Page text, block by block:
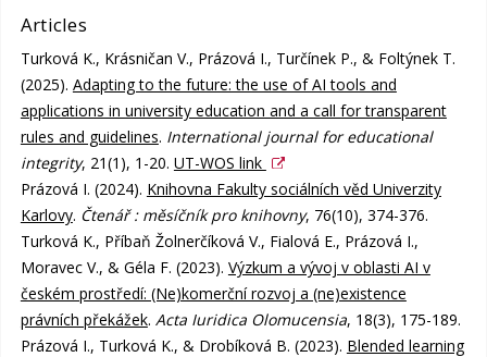
Articles
Turková K., Krásničan V., Prázová I., Turčínek P., & Foltýnek T.
(2025). Adapting to the future: the use of AI tools and
applications in university education and a call for transparent
rules and guidelines. International journal for educational
integrity, 21(1), 1-20. UT-WOS link
Prázová I. (2024). Knihovna Fakulty sociálních věd Univerzity
Karlovy. Čtenář : měsíčník pro knihovny, 76(10), 374-376.
Turková K., Příbaň Žolnerčíková V., Fialová E., Prázová I.,
Moravec V., & Géla F. (2023). Výzkum a vývoj v oblasti AI v
českém prostředí: (Ne)komerční rozvoj a (ne)existence
právních překážek. Acta Iuridica Olomucensia, 18(3), 175-189.
Prázová I., Turková K., & Drobíková B. (2023). Blended learning